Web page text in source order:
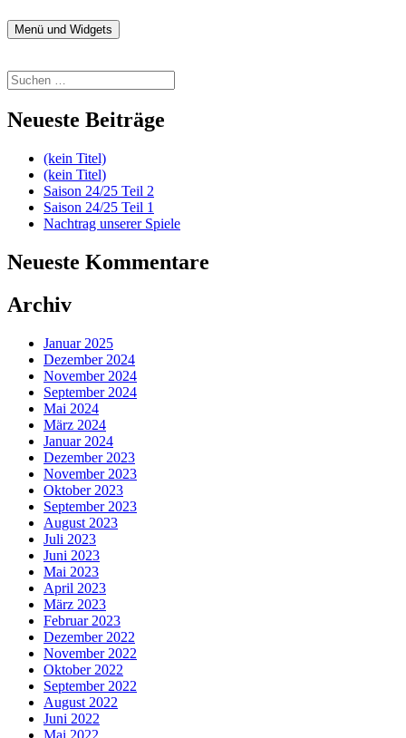
Inhalt
fussball.nenitschka.de
News Blog der F-Jugend
Menü und Widgets
Suchen
nach:
Neueste Beiträge
(kein Titel)
(kein Titel)
Saison 24/25 Teil 2
Saison 24/25 Teil 1
Nachtrag unserer Spiele
Neueste Kommentare
Archiv
Januar 2025
Dezember 2024
November 2024
September 2024
Mai 2024
März 2024
Januar 2024
Dezember 2023
November 2023
Oktober 2023
September 2023
August 2023
Juli 2023
Juni 2023
Mai 2023
April 2023
März 2023
Februar 2023
Dezember 2022
November 2022
Oktober 2022
September 2022
August 2022
Juni 2022
Mai 2022